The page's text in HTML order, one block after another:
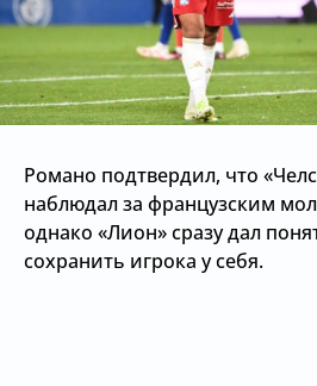
Романо подтвердил, что
наблюдал за французским
однако «Лион» сразу дал
сохранить игрока у себя.